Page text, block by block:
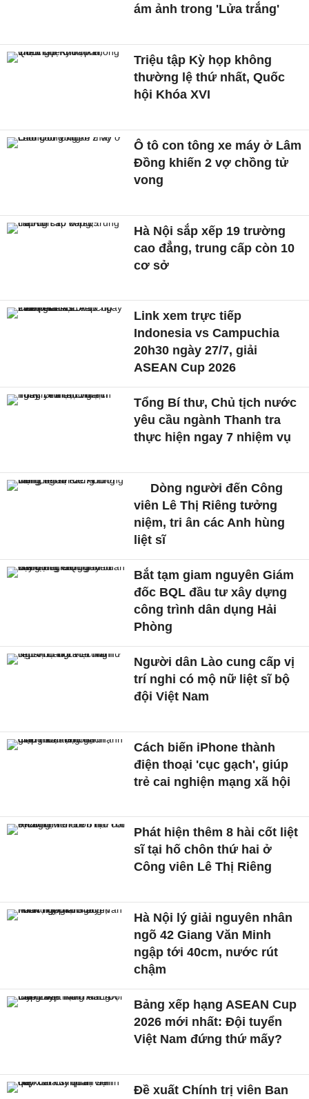
ám ảnh trong 'Lửa trắng'
Triệu tập Kỳ họp không
thường lệ thứ nhất, Quốc
hội Khóa XVI
Ô tô con tông xe máy ở Lâm
Đồng khiến 2 vợ chồng tử
vong
Hà Nội sắp xếp 19 trường
cao đẳng, trung cấp còn 10
cơ sở
Link xem trực tiếp
Indonesia vs Campuchia
20h30 ngày 27/7, giải
ASEAN Cup 2026
Tổng Bí thư, Chủ tịch nước
yêu cầu ngành Thanh tra
thực hiện ngay 7 nhiệm vụ
Dòng người đến Công
viên Lê Thị Riêng tưởng
niệm, tri ân các Anh hùng
liệt sĩ
Bắt tạm giam nguyên Giám
đốc BQL đầu tư xây dựng
công trình dân dụng Hải
Phòng
Người dân Lào cung cấp vị
trí nghi có mộ nữ liệt sĩ bộ
đội Việt Nam
Cách biến iPhone thành
điện thoại 'cục gạch', giúp
trẻ cai nghiện mạng xã hội
Phát hiện thêm 8 hài cốt liệt
sĩ tại hố chôn thứ hai ở
Công viên Lê Thị Riêng
Hà Nội lý giải nguyên nhân
ngõ 42 Giang Văn Minh
ngập tới 40cm, nước rút
chậm
Bảng xếp hạng ASEAN Cup
2026 mới nhất: Đội tuyển
Việt Nam đứng thứ mấy?
Đề xuất Chính trị viên Ban